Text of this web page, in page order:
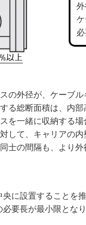
外径が、ケーブ
総断面積は、内
一緒に収納する
て、キャリアの
の間隔も、より
に設置することを
要長が最小限とな